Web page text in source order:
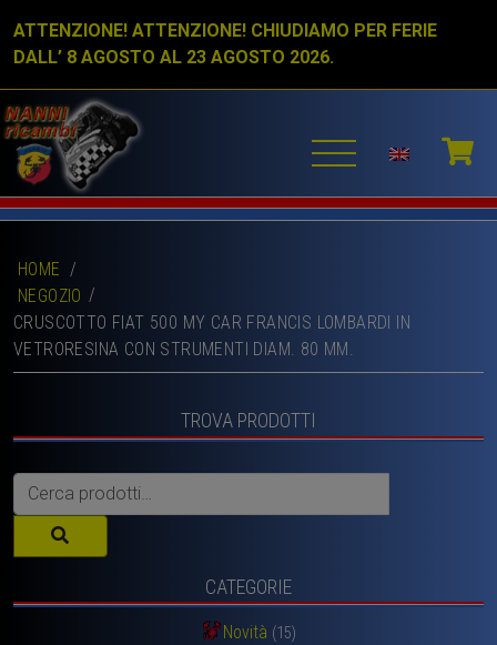
ATTENZIONE! ATTENZIONE! CHIUDIAMO PER FERIE
DALL’ 8 AGOSTO AL 23 AGOSTO 2026.
HOME /
NEGOZIO
CRUSCOTTO FIAT 500 MY CAR FRANCIS LOMBARDI IN
VETRORESINA CON STRUMENTI DIAM. 80 MM.
TROVA PRODOTTI
Cerca:
CATEGORIE
Novità (15)